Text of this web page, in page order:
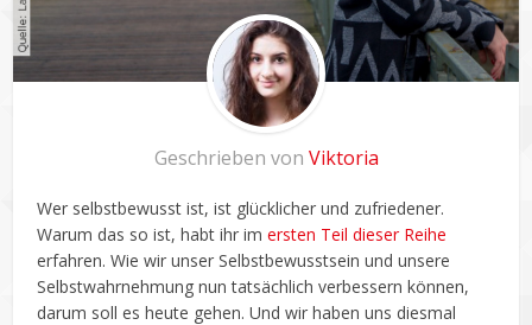
Geschrieben von Viktoria
Wer selbstbewusst ist, ist glücklicher und zufriedener.
Warum das so ist, habt ihr imersten Teil dieser Reihe
erfahren. Wie wir unser Selbstbewusstsein und unsere
Selbstwahrnehmung nun tatsächlich verbessern können,
darum soll es heute gehen. Und wir haben uns diesmal